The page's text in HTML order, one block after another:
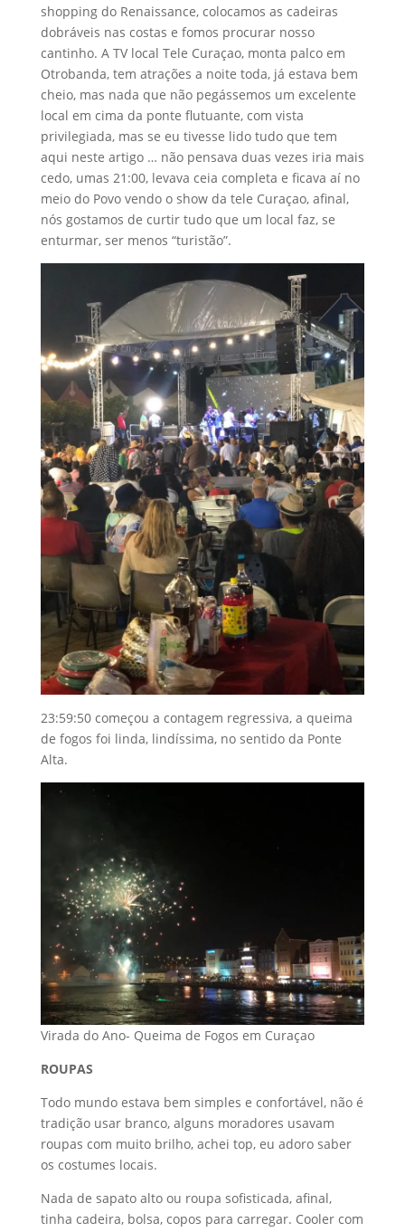
shopping do Renaissance, colocamos as cadeiras
dobráveis nas costas e fomos procurar nosso
cantinho. A TV local Tele Curaçao, monta palco em
Otrobanda, tem atrações a noite toda, já estava bem
cheio, mas nada que não pegássemos um excelente
local em cima da ponte flutuante, com vista
privilegiada, mas se eu tivesse lido tudo que tem
aqui neste artigo … não pensava duas vezes iria mais
cedo, umas 21:00, levava ceia completa e ficava aí no
meio do Povo vendo o show da tele Curaçao, afinal,
nós gostamos de curtir tudo que um local faz, se
enturmar, ser menos “turistão”.
23:59:50 começou a contagem regressiva, a queima
de fogos foi linda, lindíssima, no sentido da Ponte
Alta.
Virada do Ano- Queima de Fogos em Curaçao
ROUPAS
Todo mundo estava bem simples e confortável, não é
tradição usar branco, alguns moradores usavam
roupas com muito brilho, achei top, eu adoro saber
os costumes locais.
Nada de sapato alto ou roupa sofisticada, afinal,
tinha cadeira, bolsa, copos para carregar. Cooler com